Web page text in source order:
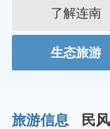
了解连南
生态旅游
旅游信息 民